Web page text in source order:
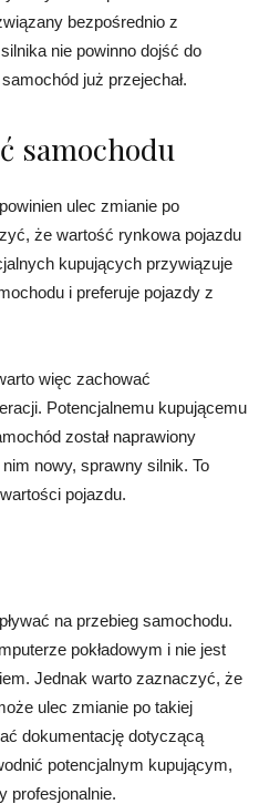
bezpośrednio z
nie powinno dojść do
już przejechał.
samochodu
ulec zmianie po
że wartość rynkowa pojazdu
kupujących przywiązuje
i preferuje pojazdy z
więc zachować
Potencjalnemu kupującemu
został naprawiony
nowy, sprawny silnik. To
pojazdu.
na przebieg samochodu.
pokładowym i nie jest
Jednak warto zaznaczyć, że
ulec zmianie po takiej
dokumentację dotyczącą
potencjalnym kupującym,
profesjonalnie.